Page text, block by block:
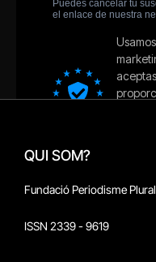
QUI SOM?
Fundació Periodisme Plural
ISSN 2339 - 9619